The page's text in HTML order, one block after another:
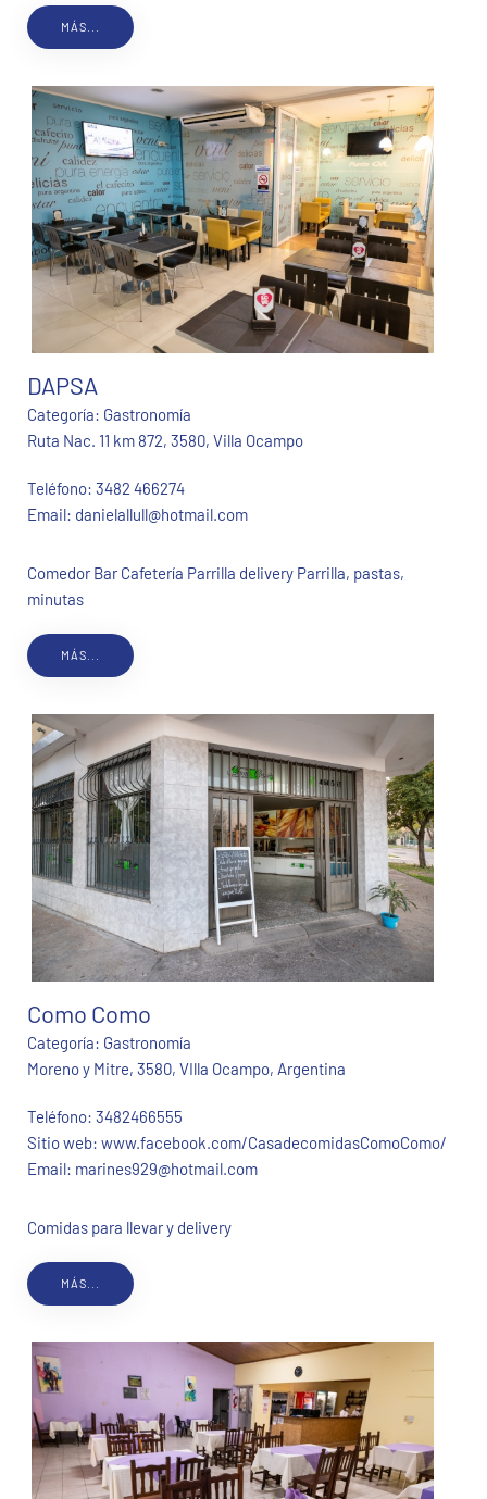
MÁS...
DAPSA
Categoría: Gastronomía
Ruta Nac. 11 km 872, 3580, Villa Ocampo
Teléfono: 3482 466274
Email: danielallull@hotmail.com
Comedor Bar Cafetería Parrilla delivery Parrilla, pastas,
minutas
MÁS...
Como Como
Categoría: Gastronomía
Moreno y Mitre, 3580, VIlla Ocampo, Argentina
Teléfono: 3482466555
Sitio web: www.facebook.com/CasadecomidasComoComo/
Email: marines929@hotmail.com
Comidas para llevar y delivery
MÁS...